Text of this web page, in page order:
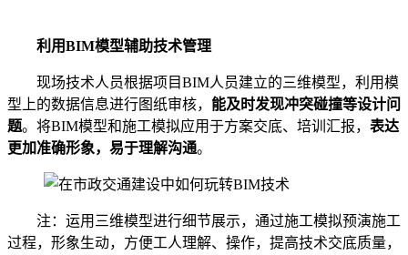
利用BIM模型辅助技术管理
现场技术人员根据项目BIM人员建立的三维模型，利用模
型上的数据信息进行图纸审核， 能及时发现冲突碰撞等设计问
题。将BIM模型和施工模拟应用于方案交底、培训汇报， 表达
更加准确形象，易于理解沟通。
注：运用三维模型进行细节展示，通过施工模拟预演施工
过程，形象生动，方便工人理解、操作，提高技术交底质量，